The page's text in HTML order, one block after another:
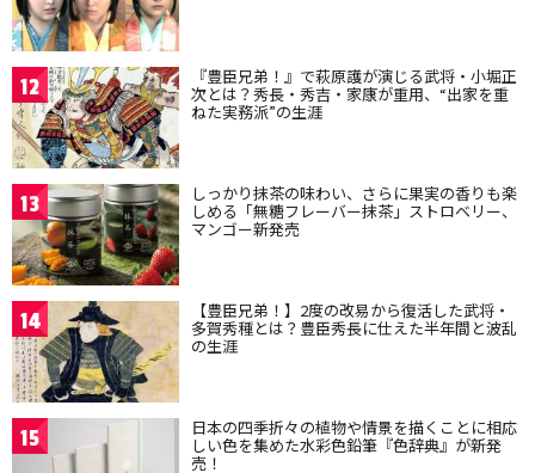
12 『豊臣兄弟！』で萩原護が演じる武将・小堀正
次とは？秀長・秀吉・家康が重用、“出家を重
ねた実務派”の生涯
13 しっかり抹茶の味わい、さらに果実の香りも楽
しめる「無糖フレーバー抹茶」ストロベリー、
マンゴー新発売
14 【豊臣兄弟！】2度の改易から復活した武将・
多賀秀種とは？豊臣秀長に仕えた半年間と波乱
の生涯
15 日本の四季折々の植物や情景を描くことに相応
しい色を集めた水彩色鉛筆『色辞典』が新発
売！